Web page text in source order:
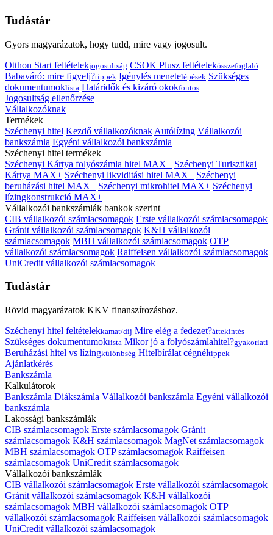
Tudástár
Gyors magyarázatok, hogy tudd, mire vagy jogosult.
Otthon Start feltételekjogosultság CSOK Plusz feltételekösszefoglaló
Babaváró: mire figyelj?tippek Igénylés menetelépések Szükséges
dokumentumoklista Határidők és kizáró okokfontos
Jogosultság ellenőrzése
Vállalkozóknak
Termékek
Széchenyi hitel Kezdő vállalkozóknak Autólízing Vállalkozói
bankszámla Egyéni vállalkozói bankszámla
Széchenyi hitel termékek
Széchenyi Kártya folyószámla hitel MAX+ Széchenyi Turisztikai
Kártya MAX+ Széchenyi likviditási hitel MAX+ Széchenyi
beruházási hitel MAX+ Széchenyi mikrohitel MAX+ Széchenyi
lízingkonstrukció MAX+
Vállalkozói bankszámlák bankok szerint
CIB vállalkozói számlacsomagok Erste vállalkozói számlacsomagok
Gránit vállalkozói számlacsomagok K&H vállalkozói
számlacsomagok MBH vállalkozói számlacsomagok OTP
vállalkozói számlacsomagok Raiffeisen vállalkozói számlacsomagok
UniCredit vállalkozói számlacsomagok
Tudástár
Rövid magyarázatok KKV finanszírozáshoz.
Széchenyi hitel feltételekkamat/díj Mire elég a fedezet?áttekintés
Szükséges dokumentumoklista Mikor jó a folyószámlahitel?gyakorlati
Beruházási hitel vs lízingkülönbség Hitelbírálat cégnéltippek
Ajánlatkérés
Bankszámla
Kalkulátorok
Bankszámla Diákszámla Vállalkozói bankszámla Egyéni vállalkozói
bankszámla
Lakossági bankszámlák
CIB számlacsomagok Erste számlacsomagok Gránit
számlacsomagok K&H számlacsomagok MagNet számlacsomagok
MBH számlacsomagok OTP számlacsomagok Raiffeisen
számlacsomagok UniCredit számlacsomagok
Vállalkozói bankszámlák
CIB vállalkozói számlacsomagok Erste vállalkozói számlacsomagok
Gránit vállalkozói számlacsomagok K&H vállalkozói
számlacsomagok MBH vállalkozói számlacsomagok OTP
vállalkozói számlacsomagok Raiffeisen vállalkozói számlacsomagok
UniCredit vállalkozói számlacsomagok